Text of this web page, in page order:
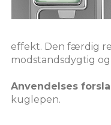
effekt. Den færdig
modstandsdygtig
Anvendelses
kuglepen.